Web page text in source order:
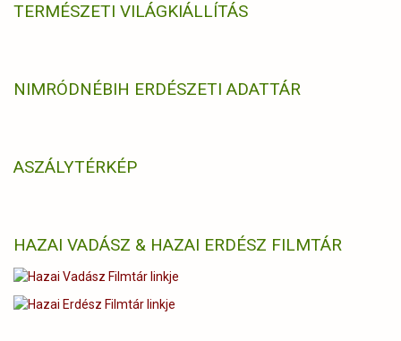
TERMÉSZETI VILÁGKIÁLLÍTÁS
NIMRÓDNÉBIH ERDÉSZETI ADATTÁR
ASZÁLYTÉRKÉP
HAZAI VADÁSZ & HAZAI ERDÉSZ FILMTÁR